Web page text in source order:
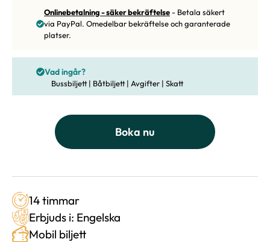
Onlinebetalning - säker bekräftelse- Betala säkert
via PayPal. Omedelbar bekräftelse och garanterade
platser.
Vad ingår?
Bussbiljett | Båtbiljett | Avgifter | Skatt
Boka nu
14 timmar
Erbjuds i: Engelska
Mobil biljett